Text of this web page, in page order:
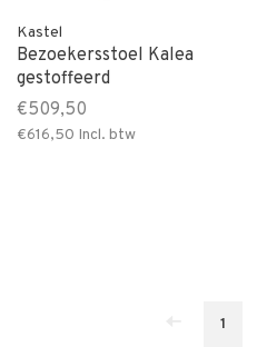
Kastel
Bezoekersstoel Kalea
gestoffeerd
€509,50
€616,50 Incl. btw
1